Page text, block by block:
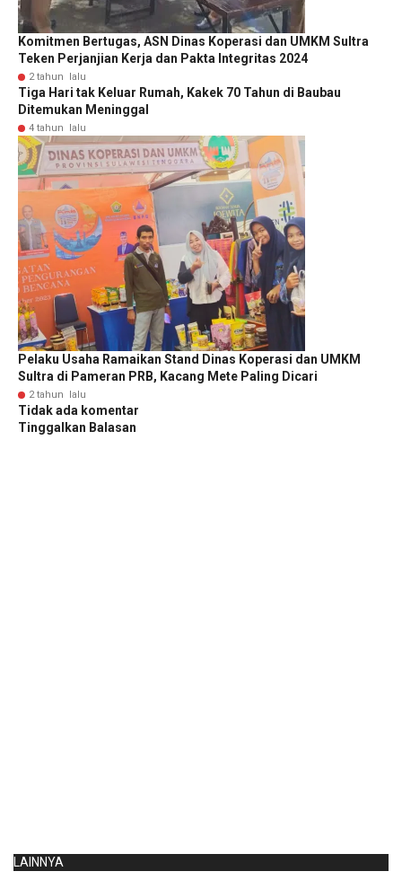
Komitmen Bertugas, ASN Dinas Koperasi dan UMKM Sultra
Teken Perjanjian Kerja dan Pakta Integritas 2024
2 tahun lalu
Tiga Hari tak Keluar Rumah, Kakek 70 Tahun di Baubau
Ditemukan Meninggal
4 tahun lalu
Pelaku Usaha Ramaikan Stand Dinas Koperasi dan UMKM
Sultra di Pameran PRB, Kacang Mete Paling Dicari
2 tahun lalu
Tidak ada komentar
Tinggalkan Balasan
LAINNYA